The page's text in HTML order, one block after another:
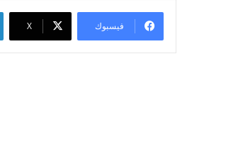
فيسبوك ‫X